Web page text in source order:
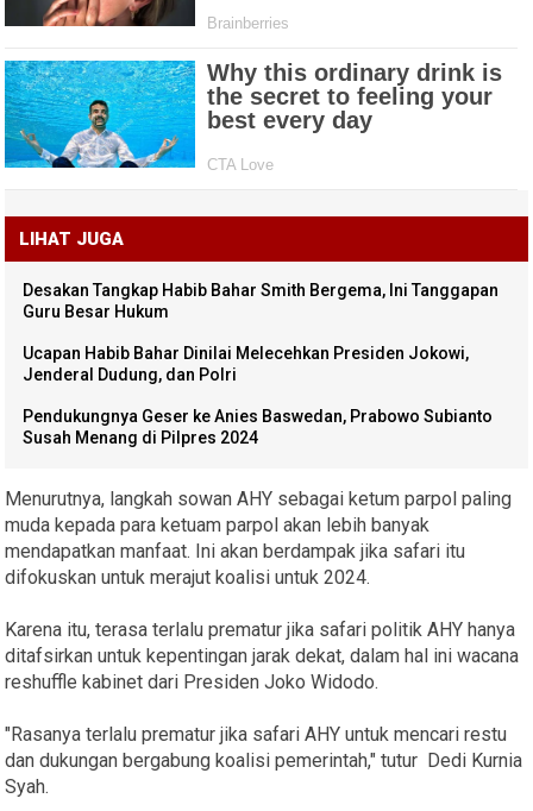
LIHAT JUGA
Desakan Tangkap Habib Bahar Smith Bergema, Ini Tanggapan
Guru Besar Hukum
Ucapan Habib Bahar Dinilai Melecehkan Presiden Jokowi,
Jenderal Dudung, dan Polri
Pendukungnya Geser ke Anies Baswedan, Prabowo Subianto
Susah Menang di Pilpres 2024
Menurutnya, langkah sowan AHY sebagai ketum parpol paling
muda kepada para ketuam parpol akan lebih banyak
mendapatkan manfaat. Ini akan berdampak jika safari itu
difokuskan untuk merajut koalisi untuk 2024.
Karena itu, terasa terlalu prematur jika safari politik AHY hanya
ditafsirkan untuk kepentingan jarak dekat, dalam hal ini wacana
reshuffle kabinet dari Presiden Joko Widodo.
"Rasanya terlalu prematur jika safari AHY untuk mencari restu
dan dukungan bergabung koalisi pemerintah," tutur Dedi Kurnia
Syah.